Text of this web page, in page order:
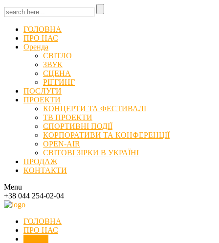
ГОЛОВНА
ПРО НАС
Оренда
СВІТЛО
ЗВУК
СЦЕНА
РІГГИНГ
ПОСЛУГИ
ПРОЕКТИ
КОНЦЕРТИ ТА ФЕСТИВАЛІ
ТВ ПРОЕКТИ
СПОРТИВНІ ПОДІЇ
КОРПОРАТИВИ ТА КОНФЕРЕНЦІЇ
OPEN-AIR
СВІТОВІ ЗІРКИ В УКРАЇНІ
ПРОДАЖ
КОНТАКТИ
Menu
+38 044 254-02-04
ГОЛОВНА
ПРО НАС